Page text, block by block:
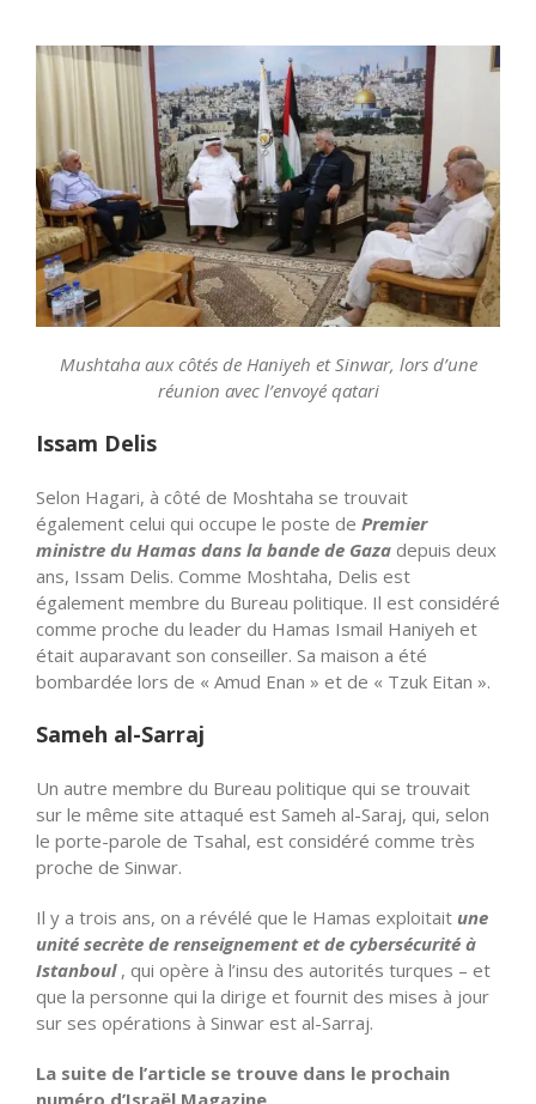
Mushtaha aux côtés de Haniyeh et Sinwar, lors d’une
réunion avec l’envoyé qatari
Issam Delis
Selon Hagari, à côté de Moshtaha se trouvait
également celui qui occupe le poste de Premier
ministre du Hamas dans la bande de Gaza depuis deux
ans, Issam Delis. Comme Moshtaha, Delis est
également membre du Bureau politique. Il est considéré
comme proche du leader du Hamas Ismail Haniyeh et
était auparavant son conseiller. Sa maison a été
bombardée lors de « Amud Enan » et de « Tzuk Eitan ».
Sameh al-Sarraj
Un autre membre du Bureau politique qui se trouvait
sur le même site attaqué est Sameh al-Saraj, qui, selon
le porte-parole de Tsahal, est considéré comme très
proche de Sinwar.
Il y a trois ans, on a révélé que le Hamas exploitait une
unité secrète de renseignement et de cybersécurité à
Istanboul , qui opère à l’insu des autorités turques – et
que la personne qui la dirige et fournit des mises à jour
sur ses opérations à Sinwar est al-Sarraj.
La suite de l’article se trouve dans le prochain
numéro d’Israël Magazine